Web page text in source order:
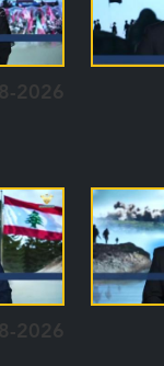
2026
2026